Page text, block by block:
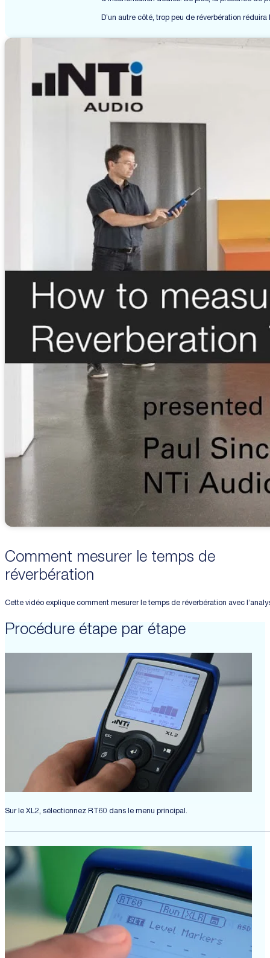
D’un autre côté, trop peu de réverbération
Comment mesurer le temps de
réverbération
Cette vidéo explique comment mesurer le temps de réverbération avec
Procédure étape par étape
Sur le XL2, sélectionnez RT60 dans le menu principal.